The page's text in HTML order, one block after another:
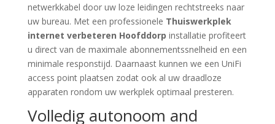
netwerkkabel door uw loze leidingen rechtstreeks naar
uw bureau. Met een professionele Thuiswerkplek
internet verbeteren Hoofddorp installatie profiteert
u direct van de maximale abonnementssnelheid en een
minimale responstijd. Daarnaast kunnen we een UniFi
access point plaatsen zodat ook al uw draadloze
apparaten rondom uw werkplek optimaal presteren.
Volledig autonoom and